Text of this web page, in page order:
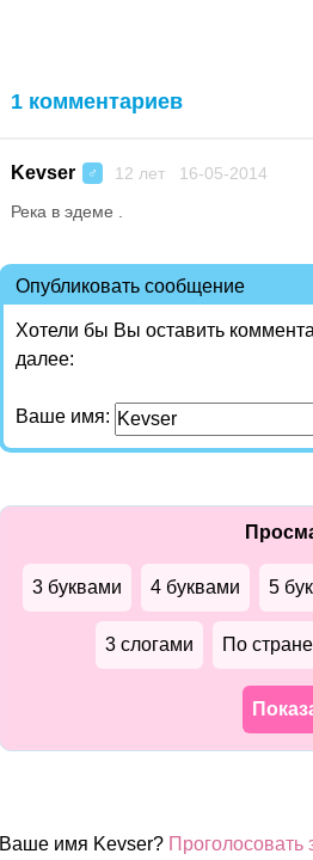
1 комментариев
Kevser ♂ 12 лет 16-05-2014
Река в эдеме .
Опубликовать сообщение
Хотели бы Вы оставить
далее:
Ваше имя:
3 буквами 4 буквами 5
3 слогами По стране
Ваше имя Kevser? Проголосовать